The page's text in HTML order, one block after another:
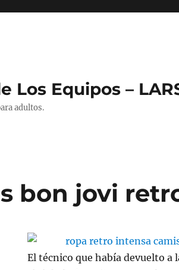
Los Equipos –
adultos.
bon jovi
El técnico que había devuelto a